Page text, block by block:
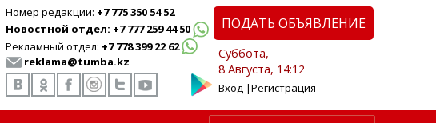
Номер редакции: +7 775 350 54 52
Новостной отдел: +7 777 259 44 50
Рекламный отдел: +7 778 399 22 62
reklama@tumba.kz
ПОДАТЬ ОБЪЯВЛЕНИЕ
Суббота,
8 Августа, 14:12
Вход|Регистрация